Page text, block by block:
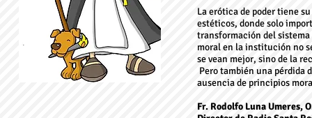
La erótica de poder tiene
estéticos, donde solo
transformación del
moral en la institución no
se vean mejor, sino de la
Pero también una pérdida
ausencia de principios
Fr. Rodolfo Luna Umeres,